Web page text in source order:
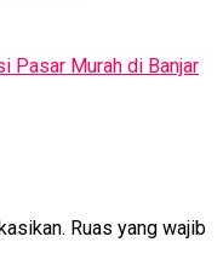
Pasar Murah di Banjar
Ruas yang wajib